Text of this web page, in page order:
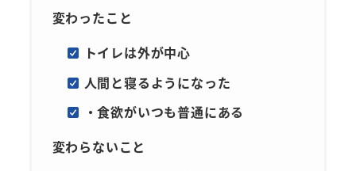
変わったこと
トイレは外が中心
人間と寝るようになった
・食欲がいつも普通にある
変わらないこと